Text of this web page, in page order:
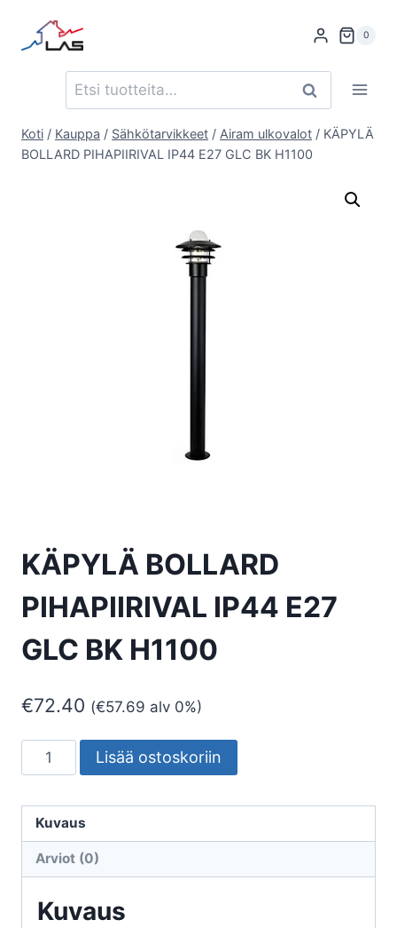
sisältöön
0
Etsi: Haku
Koti / Kauppa / Sähkötarvikkeet / Airam ulkovalot / KÄPYLÄ
BOLLARD PIHAPIIRIVAL IP44 E27 GLC BK H1100
KÄPYLÄ BOLLARD
PIHAPIIRIVAL IP44 E27
GLC BK H1100
€72.40 (€57.69 alv 0%)
KÄPYLÄ
BOLLARD
IP44
E27
H1100
Lisää ostoskoriin
Kuvaus
Arviot (0)
Kuvaus